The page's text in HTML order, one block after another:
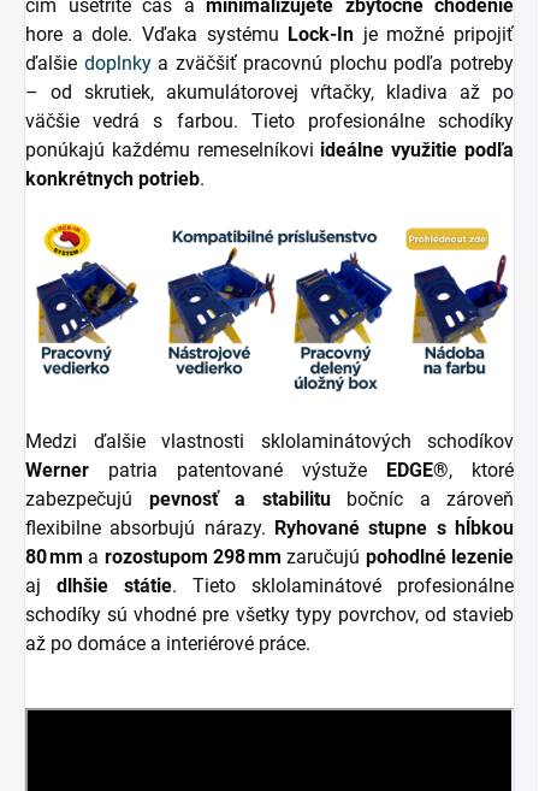
čím ušetríte čas a minimalizujete zbytočné chodenie
hore a dole. Vďaka systému Lock-In je možné pripojiť
ďalšie doplnkya zväčšiť pracovnú plochu podľa potreby
– od skrutiek, akumulátorovej vŕtačky, kladiva až po
väčšie vedrá s farbou. Tieto profesionálne schodíky
ponúkajú každému remeselníkovi ideálne využitie podľa
konkrétnych potrieb.
Medzi ďalšie vlastnosti sklolaminátových schodíkov
Werner patria patentované výstuže EDGE®, ktoré
zabezpečujú pevnosť a stabilitubočníc a zároveň
flexibilne absorbujú nárazy. Ryhované stupne s hĺbkou
80 mm a rozostupom 298 mm zaručujú pohodlné lezenie
aj dlhšie státie. Tieto sklolaminátové profesionálne
schodíky sú vhodné pre všetky typy povrchov, od stavieb
až po domáce a interiérové práce.